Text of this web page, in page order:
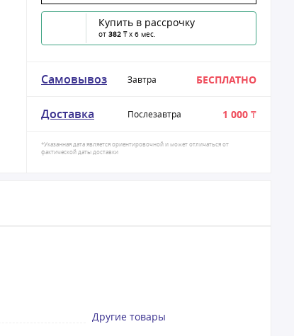
Купить в рассрочку
от 382 ₸ x 6 мес.
Самовывоз Завтра БЕСПЛАТНО
Доставка Послезавтра 1 000 ₸
*Указанная дата является ориентировочной и может отличаться от
фактической даты доставки
Другие товары